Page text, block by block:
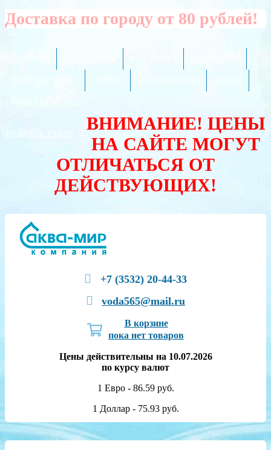
Доставка по городу от 80 рублей!
ВАЛЮТА:
ВНИМАНИЕ! ЦЕНЫ
НА САЙТЕ МОГУТ
ОТЛИЧАТЬСЯ ОТ
ДЕЙСТВУЮЩИХ!
+7 (3532) 20-44-33
voda565@mail.ru
В корзине
пока нет товаров
Цены действительны на 10.07.2026
по курсу валют
1 Евро - 86.59 руб.
1 Доллар - 75.93 руб.